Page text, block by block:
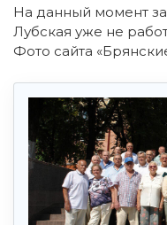
На данный момент
Лубская уже не
Фото сайта